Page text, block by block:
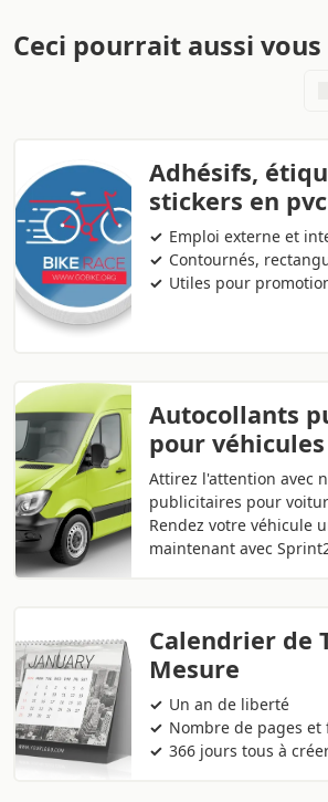
Ceci pourrait aussi
Adhésifs,
stickers en pvc
Emploi externe et
Contournés,
Utiles pour
Autocollants
pour véhicules
Attirez l'attention avec
publicitaires pour
Rendez votre véhicule
maintenant avec
Calendrier de
Mesure
Un an de liberté
Nombre de pages
366 jours tous à